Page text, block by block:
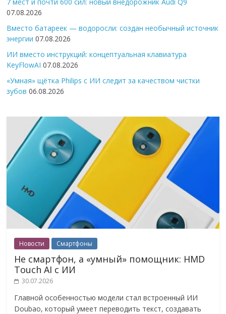
07.08.2026
Вместо батареек — водоросли: создан необычный источник
энергии 07.08.2026
ИИ вместо инструкций: концептуальная клавиатура
KeyFlowAI 07.08.2026
«Умная» щётка Philips с ИИ следит за качеством чистки
зубов 06.08.2026
Новости Смартфоны
Не смартфон, а «умный» помощник: HMD
Touch AI с ИИ
30.07.2026
Главной особенностью модели стал встроенный ИИ
Doubao, который умеет переводить текст, создавать